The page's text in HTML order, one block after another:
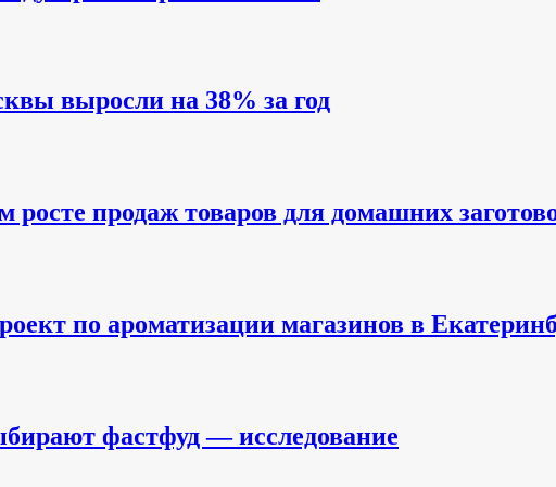
выросли на 38% за год
продаж товаров для домашних
по ароматизации магазинов в
фастфуд — исследование